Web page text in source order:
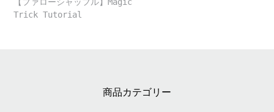
Trick Tutorial
商品カテゴリー